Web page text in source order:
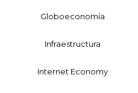
Globoeconomía
Infraestructura
Internet Economy